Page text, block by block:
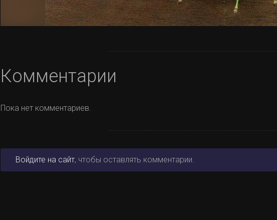
Комментарии
Пока нет комментариев.
Войдите на сайт, чтобы оставлять комментарии.